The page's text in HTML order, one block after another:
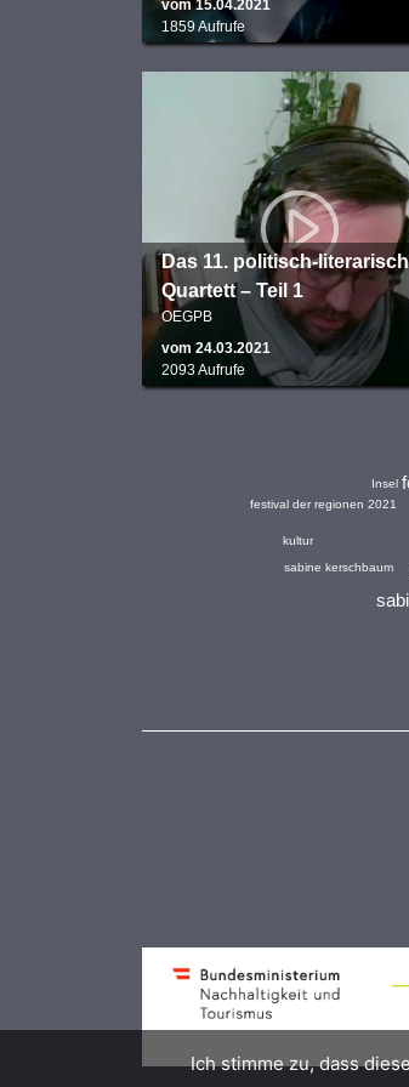
vom 15.04.2021
1859 Aufrufe
Das 11. politisch-
Quartett – Teil 1
OEGPB
vom 24.03.2021
2093 Aufrufe
Insel
festival der regionen 2021
sabine kerschbaum
kultur
Ich stimme zu, dass